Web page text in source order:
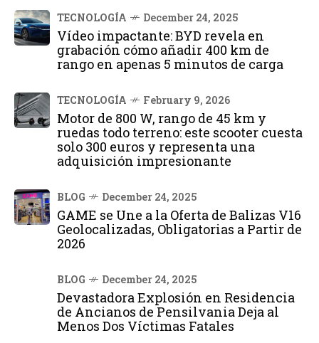
TECNOLOGÍA December 24, 2025
Vídeo impactante: BYD revela en
grabación cómo añadir 400 km de
rango en apenas 5 minutos de carga
TECNOLOGÍA February 9, 2026
Motor de 800 W, rango de 45 km y
ruedas todo terreno: este scooter cuesta
solo 300 euros y representa una
adquisición impresionante
BLOG December 24, 2025
GAME se Une a la Oferta de Balizas V16
Geolocalizadas, Obligatorias a Partir de
2026
BLOG December 24, 2025
Devastadora Explosión en Residencia
de Ancianos de Pensilvania Deja al
Menos Dos Víctimas Fatales